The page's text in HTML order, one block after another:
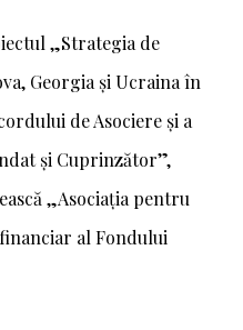
„Strategia de
Georgia şi Ucraina în
de Asociere şi a
şi Cuprinzător”,
„Asociația pentru
al Fondului